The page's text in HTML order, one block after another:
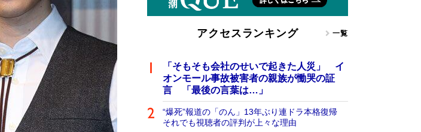
アクセスランキング 一覧
「そもそも会社のせいで起きた人災」 イ
オンモール事故被害者の親族が慟哭の証
言 「最後の言葉は…」
“爆死”報道の「のん」13年ぶり連ドラ本格復帰
それでも視聴者の評判が上々な理由